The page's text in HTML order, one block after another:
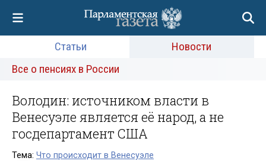
Статьи
Новости
Все о пенсиях в России
Володин: источником власти в
Венесуэле является её народ, а не
госдепартамент США
Тема: Что происходит в Венесуэле